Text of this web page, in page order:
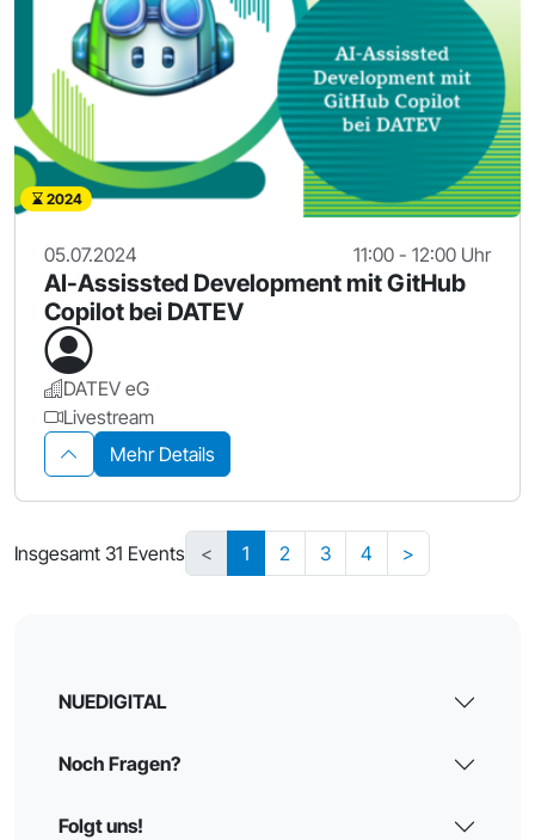
2024
05.07.2024 11:00 - 12:00 Uhr
AI-Assissted Development mit GitHub
Copilot bei DATEV
DATEV eG
Livestream
Mehr Details
Insgesamt 31 Events < 1 2 3 4 >
NUEDIGITAL
Noch Fragen?
Folgt uns!